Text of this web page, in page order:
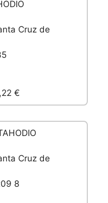
Cruz de
€
Cruz de
8